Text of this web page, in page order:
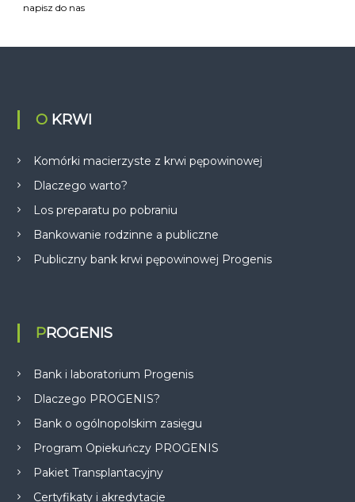
napisz do nas
O KRWI
Komórki macierzyste z krwi pępowinowej
Dlaczego warto?
Los preparatu po pobraniu
Bankowanie rodzinne a publiczne
Publiczny bank krwi pępowinowej Progenis
PROGENIS
Bank i laboratorium Progenis
Dlaczego PROGENIS?
Bank o ogólnopolskim zasięgu
Program Opiekuńczy PROGENIS
Pakiet Transplantacyjny
Certyfikaty i akredytacje